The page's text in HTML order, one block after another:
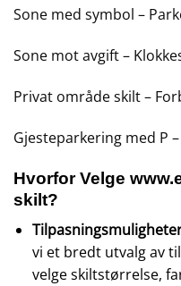
Sone med symbol –
Sone mot avgift –
Privat område skilt –
Gjesteparkering med P
Hvorfor Velge
skilt?
vi et bredt utvalg av
velge skiltstørrelse,